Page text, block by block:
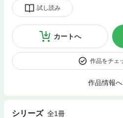
試し読み
カートへ
作品をチェ
作品情報へ
シリーズ 全1冊